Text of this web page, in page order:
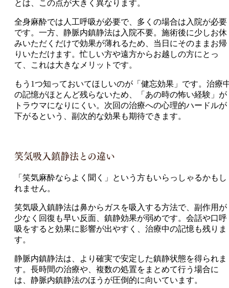
とは、この点が大きく異なります。
全身麻酔では人工呼吸が必要で、多くの場合は入院が必要
です。一方、静脈内鎮静法は入院不要。施術後に少しお休
みいただくだけで効果が薄れるため、当日にそのままお帰
りいただけます。忙しい方や遠方からお越しの方にとっ
て、これは大きなメリットです。
もう1つ知っておいてほしいのが「健忘効果」です。治療
の記憶がほとんど残らないため、「あの時の怖い経験」が
トラウマになりにくい。次回の治療への心理的ハードルが
下がるという、副次的な効果も期待できます。
笑気吸入鎮静法との違い
「笑気麻酔ならよく聞く」という方もいらっしゃるかもし
れません。
笑気吸入鎮静法は鼻からガスを吸入する方法で、副作用が
少なく回復も早い反面、鎮静効果が弱めです。会話や口呼
吸をすると効果に影響が出やすく、治療中の記憶も残りま
す。
静脈内鎮静法は、より確実で安定した鎮静状態を得られま
す。長時間の治療や、複数の処置をまとめて行う場合に
は、静脈内鎮静法のほうが圧倒的に向いています。